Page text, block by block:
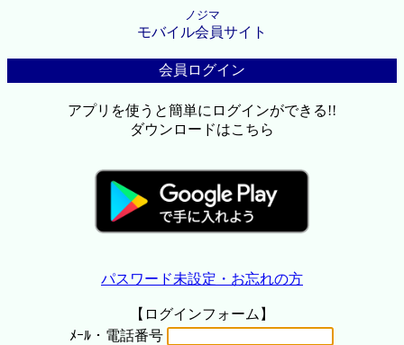
ノジマ
モバイル会員サイト
会員ログイン
アプリを使うと簡単にログインができる!!
ダウンロードはこちら
パスワード未設定・お忘れの方
【ログインフォーム】
ﾒｰﾙ・電話番号